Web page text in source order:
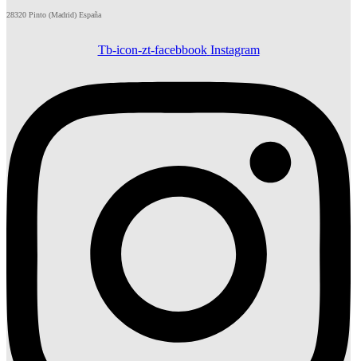
28320 Pinto (Madrid) España
Tb-icon-zt-facebbook Instagram